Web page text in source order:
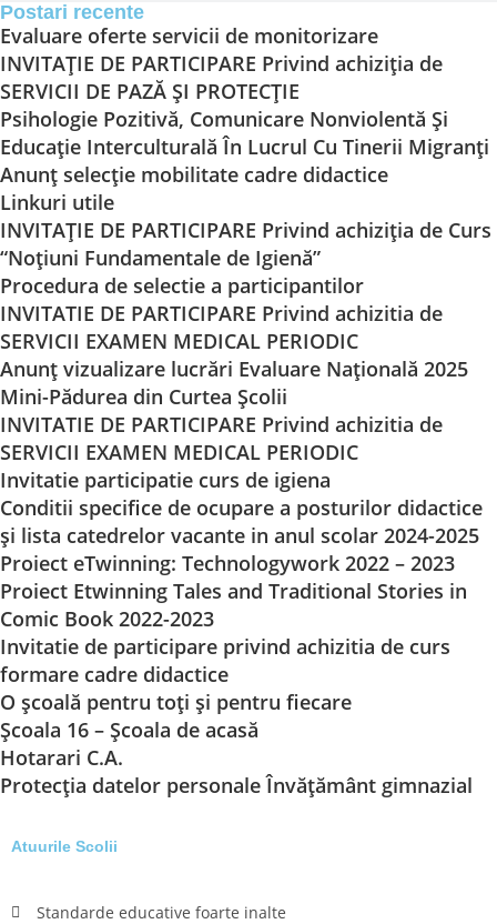
Postari recente
Evaluare oferte servicii de monitorizare
INVITAȚIE DE PARTICIPARE Privind achiziția de
SERVICII DE PAZĂ ȘI PROTECȚIE
Psihologie Pozitivă, Comunicare Nonviolentă Și
Educație Interculturală În Lucrul Cu Tinerii Migranți
Anunț selecție mobilitate cadre didactice
Linkuri utile
INVITAȚIE DE PARTICIPARE Privind achiziția de Curs
“Noțiuni Fundamentale de Igienă”
Procedura de selectie a participantilor
INVITATIE DE PARTICIPARE Privind achizitia de
SERVICII EXAMEN MEDICAL PERIODIC
Anunț vizualizare lucrări Evaluare Națională 2025
Mini-Pădurea din Curtea Școlii
INVITATIE DE PARTICIPARE Privind achizitia de
SERVICII EXAMEN MEDICAL PERIODIC
Invitatie participatie curs de igiena
Conditii specifice de ocupare a posturilor didactice
și lista catedrelor vacante in anul scolar 2024-2025
Proiect eTwinning: Technologywork 2022 – 2023
Proiect Etwinning Tales and Traditional Stories in
Comic Book 2022-2023
Invitatie de participare privind achizitia de curs
formare cadre didactice
O școală pentru toți și pentru fiecare
Școala 16 – Școala de acasă
Hotarari C.A.
Protecția datelor personale Învățământ gimnazial
Atuurile Scolii
Standarde educative foarte inalte